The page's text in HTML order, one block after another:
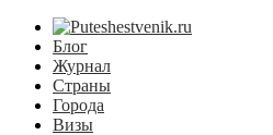
Блог
Журнал
Страны
Города
Визы